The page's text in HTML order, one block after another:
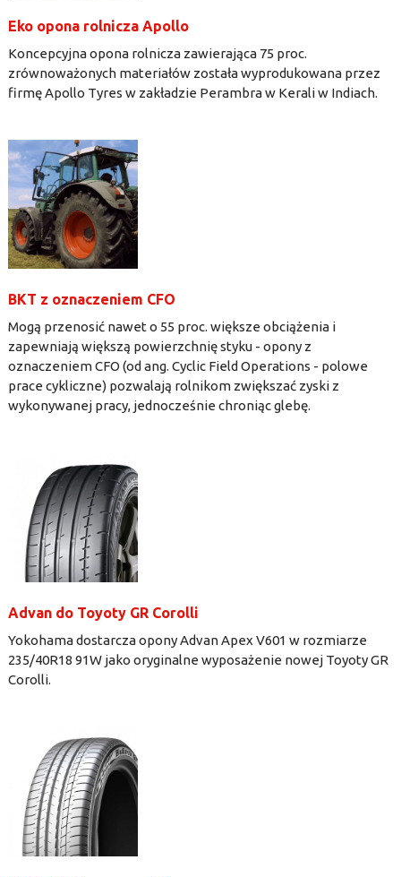
Eko opona rolnicza Apollo
Koncepcyjna opona rolnicza zawierająca 75 proc.
zrównoważonych materiałów została wyprodukowana przez
firmę Apollo Tyres w zakładzie Perambra w Kerali w Indiach.
BKT z oznaczeniem CFO
Mogą przenosić nawet o 55 proc. większe obciążenia i
zapewniają większą powierzchnię styku - opony z
oznaczeniem CFO (od ang. Cyclic Field Operations - polowe
prace cykliczne) pozwalają rolnikom zwiększać zyski z
wykonywanej pracy, jednocześnie chroniąc glebę.
Advan do Toyoty GR Corolli
Yokohama dostarcza opony Advan Apex V601 w rozmiarze
235/40R18 91W jako oryginalne wyposażenie nowej Toyoty GR
Corolli.